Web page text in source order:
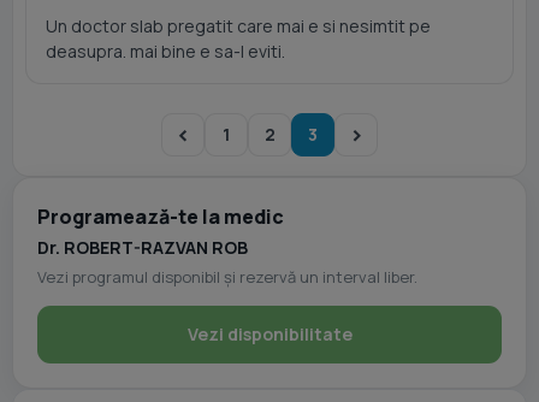
Un doctor slab pregatit care mai e si nesimtit pe
deasupra. mai bine e sa-l eviti.
1 2 3
Programează-te la medic
Dr. ROBERT-RAZVAN ROB
Vezi programul disponibil și rezervă un interval liber.
Vezi disponibilitate